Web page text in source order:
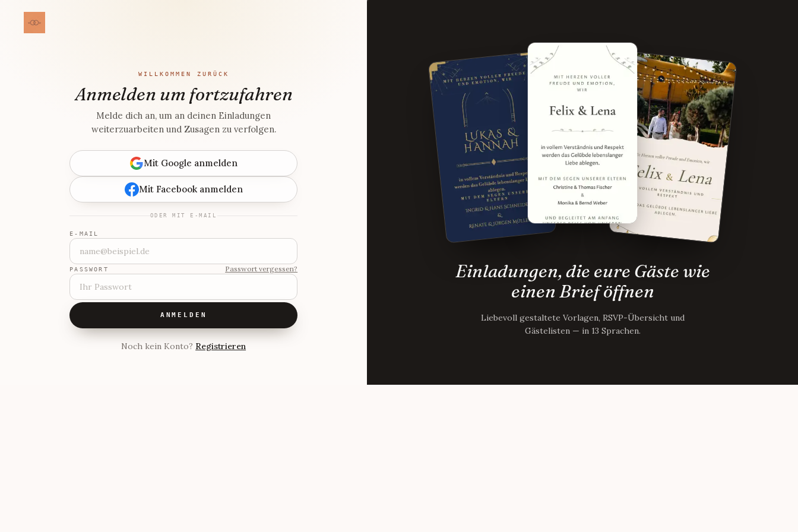
WILLKOMMEN ZURÜCK
Anmelden um fortzufahren
Melde dich an, um an deinen Einladungen
weiterzuarbeiten und Zusagen zu verfolgen.
Mit Google anmelden
Mit Facebook anmelden
ODER MIT E-MAIL
E-MAIL
PASSWORT Passwort vergessen?
ANMELDEN
Noch kein Konto? Registrieren
Einladungen, die eure Gäste wie
einen Brief öffnen
Liebevoll gestaltete Vorlagen, RSVP-Übersicht und
Gästelisten — in 13 Sprachen.